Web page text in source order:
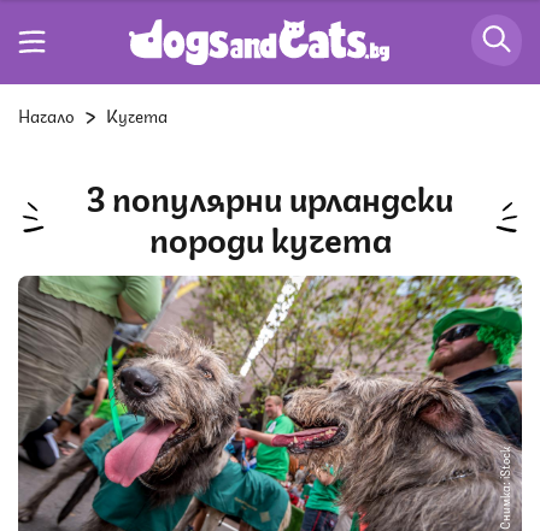
Начало Кучета
3 популярни ирландски
породи кучета
Снимка: iStock